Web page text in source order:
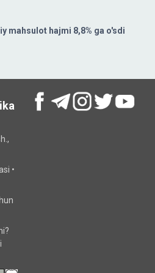
mahsulot hajmi 8,8% ga o'sdi
•